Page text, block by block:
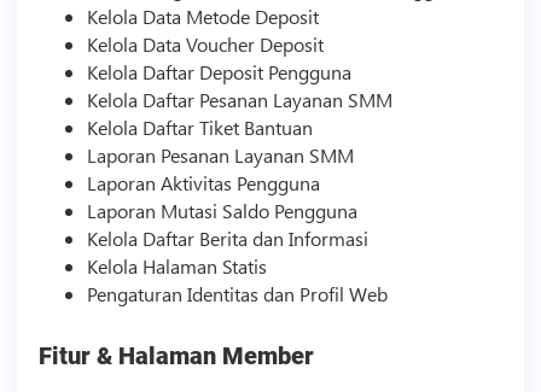
Kelola Data Metode Deposit
Kelola Data Voucher Deposit
Kelola Daftar Deposit Pengguna
Kelola Daftar Pesanan Layanan SMM
Kelola Daftar Tiket Bantuan
Laporan Pesanan Layanan SMM
Laporan Aktivitas Pengguna
Laporan Mutasi Saldo Pengguna
Kelola Daftar Berita dan Informasi
Kelola Halaman Statis
Pengaturan Identitas dan Profil Web
Fitur & Halaman Member